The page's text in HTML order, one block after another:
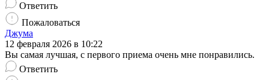
Ответить
Пожаловаться
Джума
12 февраля 2026 в 10:22
Вы самая лучшая, с первого приема очень мне понравились.
Ответить